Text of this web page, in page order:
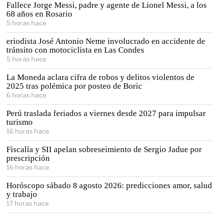
Fallece Jorge Messi, padre y agente de Lionel Messi, a los
68 años en Rosario
5 horas hace
eriodista José Antonio Neme involucrado en accidente de
tránsito con motociclista en Las Condes
5 horas hace
La Moneda aclara cifra de robos y delitos violentos de
2025 tras polémica por posteo de Boric
6 horas hace
Perú traslada feriados a viernes desde 2027 para impulsar
turismo
16 horas hace
Fiscalía y SII apelan sobreseimiento de Sergio Jadue por
prescripción
16 horas hace
Horóscopo sábado 8 agosto 2026: predicciones amor, salud
y trabajo
17 horas hace